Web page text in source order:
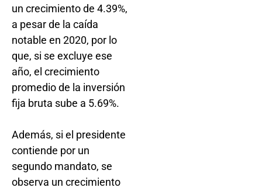
un crecimiento de 4.39%,
a pesar de la caída
notable en 2020, por lo
que, si se excluye ese
año, el crecimiento
promedio de la inversión
fija bruta sube a 5.69%.
Además, si el presidente
contiende por un
segundo mandato, se
observa un crecimiento